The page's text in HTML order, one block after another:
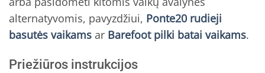
alternatyvomis, pavyzdžiui, Ponte20 rudieji
basutės vaikams ar Barefoot pilki batai vaikams.
Priežiūros instrukcijos